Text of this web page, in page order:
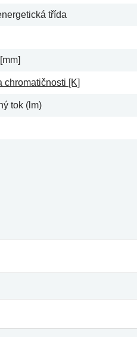
třída
chromatičnosti [K]
tok (lm)